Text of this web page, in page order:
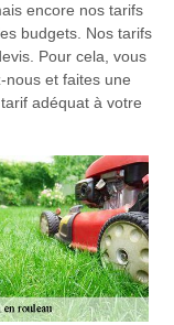
encore nos tarifs
budgets. Nos tarifs
Pour cela, vous
nous et faites une
adéquat à votre